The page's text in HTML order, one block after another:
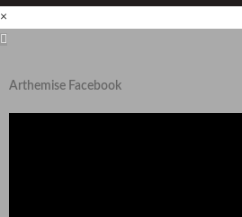
×
Arthemise Facebook